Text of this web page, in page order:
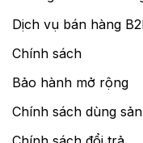
Dịch vụ bán hàng
Chính sách
Bảo hành mở rộng
Chính sách dùng